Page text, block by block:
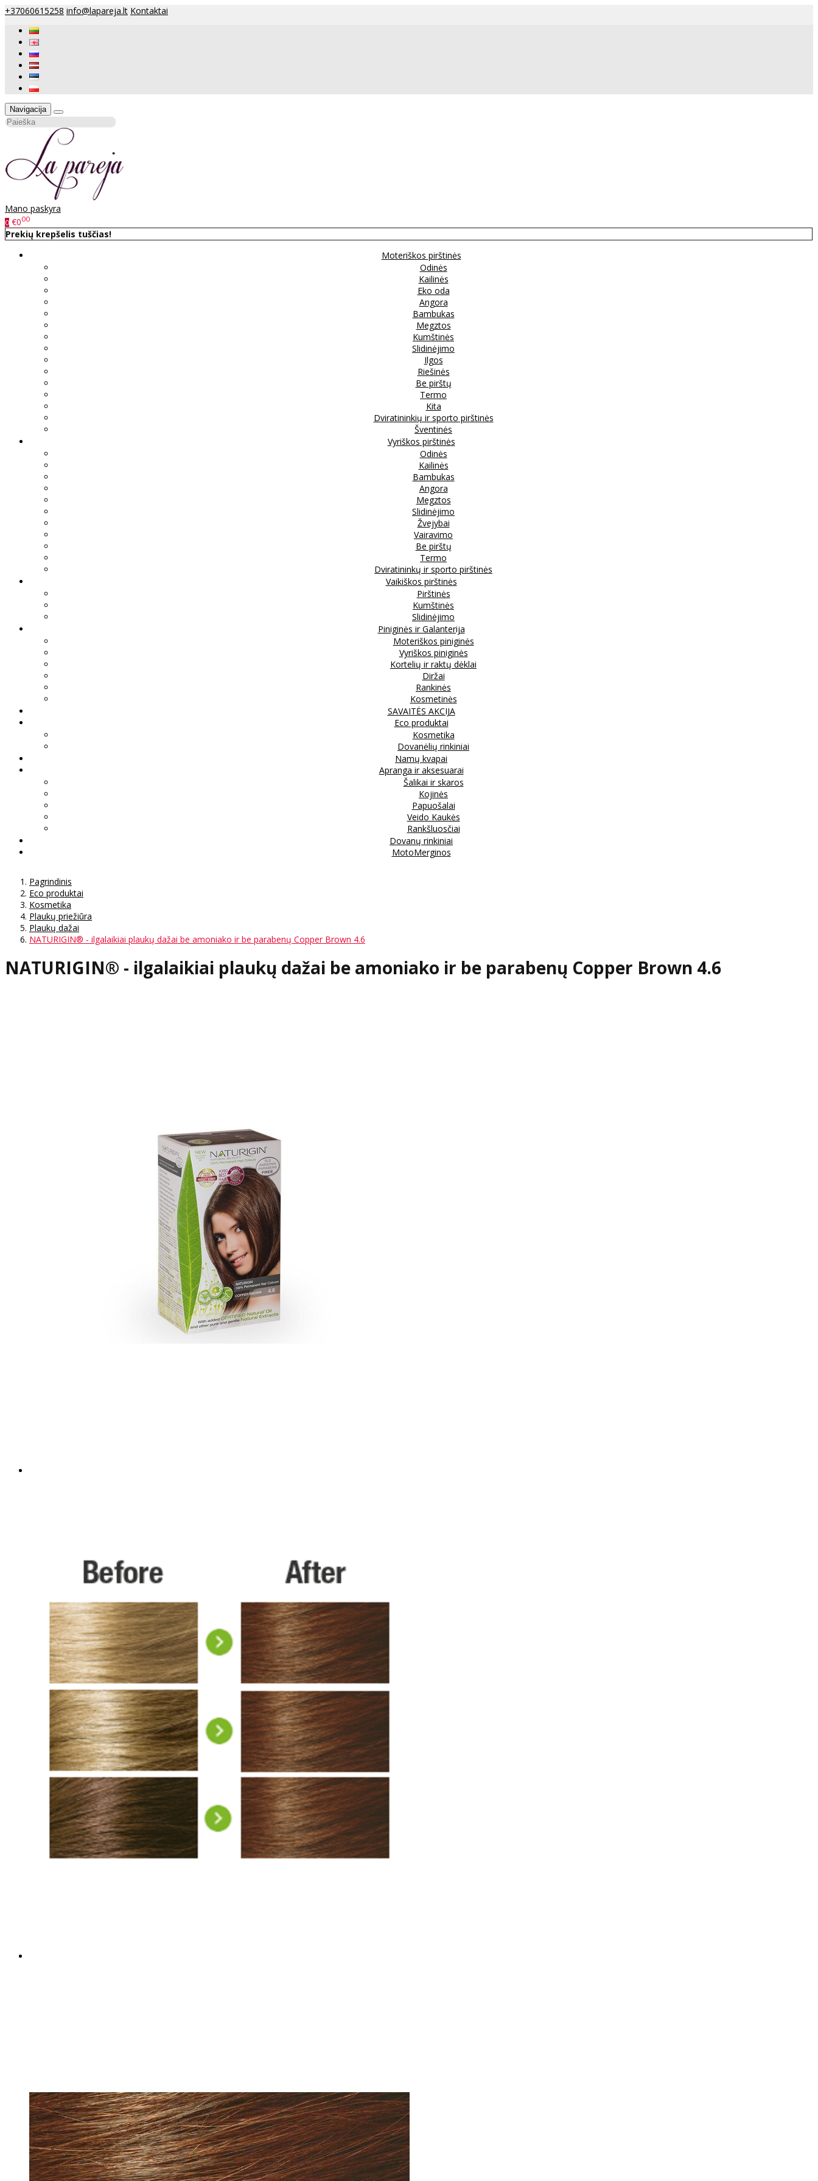
+37060615258 info@lapareja.lt Kontaktai
Navigacija
Mano paskyra
0 €000
Prekių krepšelis tuščias!
Moteriškos pirštinės
Odinės
Kailinės
Eko oda
Angora
Bambukas
Megztos
Kumštinės
Slidinėjimo
Ilgos
Riešinės
Be pirštų
Termo
Kita
Dviratininkių ir sporto pirštinės
Šventinės
Vyriškos pirštinės
Odinės
Kailinės
Bambukas
Angora
Megztos
Slidinėjimo
Žvejybai
Vairavimo
Be pirštų
Termo
Dviratininkų ir sporto pirštinės
Vaikiškos pirštinės
Pirštinės
Kumštinės
Slidinėjimo
Piniginės ir Galanterija
Moteriškos piniginės
Vyriškos piniginės
Kortelių ir raktų dėklai
Diržai
Rankinės
Kosmetinės
SAVAITĖS AKCIJA
Eco produktai
Kosmetika
Dovanėlių rinkiniai
Namų kvapai
Apranga ir aksesuarai
Šalikai ir skaros
Kojinės
Papuošalai
Veido Kaukės
Rankšluosčiai
Dovanų rinkiniai
MotoMerginos
Pagrindinis
Eco produktai
Kosmetika
Plaukų priežiūra
Plaukų dažai
NATURIGIN® - ilgalaikiai plaukų dažai be amoniako ir be parabenų Copper Brown 4.6
NATURIGIN® - ilgalaikiai plaukų dažai be amoniako ir be parabenų Copper Brown 4.6